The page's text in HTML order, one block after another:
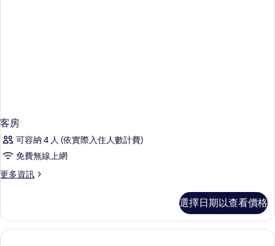
客房
可容納 4 人 (依實際入住人數計費)
免費無線上網
更多資訊
更
的
詳
情
選擇日期以查看價格